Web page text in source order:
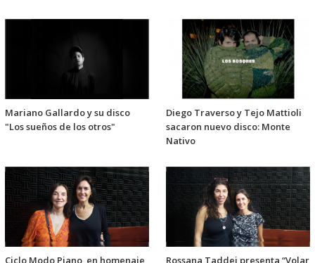
Mariano Gallardo y su disco
"Los sueños de los otros"
Diego Traverso y Tejo Mattioli
sacaron nuevo disco: Monte
Nativo
Ciclo Modo Piano, en homenaje Rossana Taddei presenta “Volar